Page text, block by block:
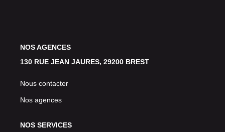
NOS AGENCES
130 RUE JEAN JAURES, 29200 BREST
Nous contacter
Nos agences
NOS SERVICES